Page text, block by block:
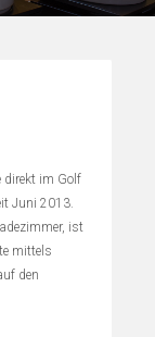
direkt im Golf
Juni 2013.
ist
mittels
den